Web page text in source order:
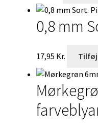
0,8 mm
17,95 Kr.